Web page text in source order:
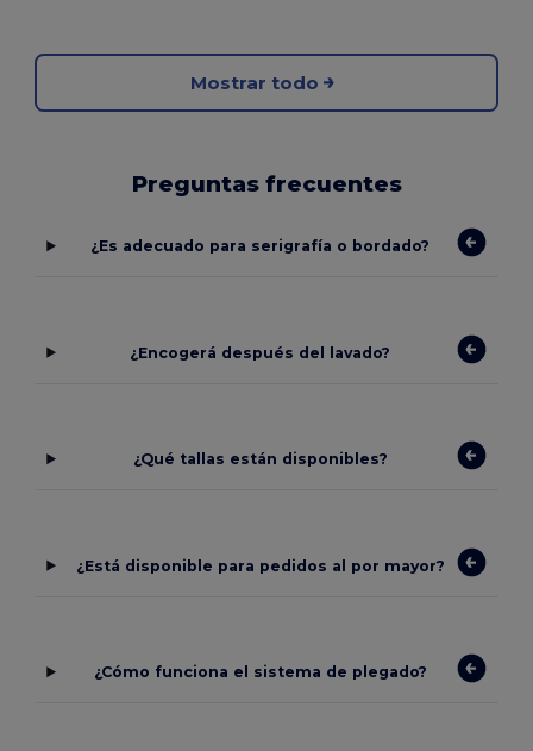
Mostrar todo
Preguntas frecuentes
¿Es adecuado para serigrafía o bordado?
¿Encogerá después del lavado?
¿Qué tallas están disponibles?
¿Está disponible para pedidos al por mayor?
¿Cómo funciona el sistema de plegado?